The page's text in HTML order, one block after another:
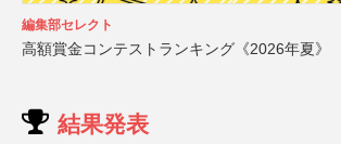
編集部セレクト
高額賞金コンテストランキング《2026年夏》
結果発表